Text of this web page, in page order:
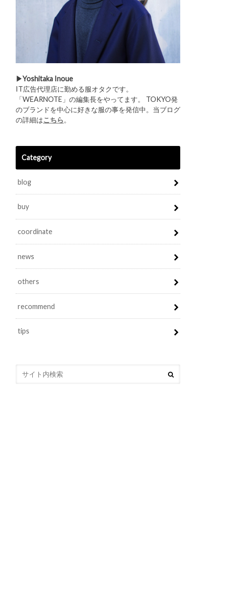
▶︎Yoshitaka Inoue
IT広告代理店に勤める服オタクです。
「WEARNOTE」の編集長をやってます。 TOKYO発
のブランドを中心に好きな服の事を発信中。当ブログ
の詳細はこちら。
Category
blog
buy
coordinate
news
others
recommend
tips